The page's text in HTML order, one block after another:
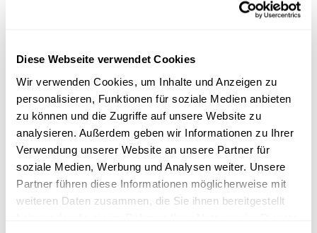
Diese Webseite verwendet Cookies
Wir verwenden Cookies, um Inhalte und Anzeigen zu
personalisieren, Funktionen für soziale Medien anbieten
zu können und die Zugriffe auf unsere Website zu
analysieren. Außerdem geben wir Informationen zu Ihrer
Verwendung unserer Website an unsere Partner für
soziale Medien, Werbung und Analysen weiter. Unsere
Partner führen diese Informationen möglicherweise mit
weiteren Daten zusammen, die Sie ihnen bereitgestellt
„Miecher“. Den Ausgriewer, 26, 34 – 45.
LAHUR Y. 2015. „D’Georges Kayser Altertumsfuerscher
a.s.b.l.“ und die villa rustica von Goeblingen-„Miecher“.
Archäologentage Otzenhausen. Archäologie in der
Großregion, 1, 211 – 222.
LAUBENHEIMER F., OUZOULIAS P., VAN OSSEL P. 2003.
La bière en Gaule. Sa fabrication, les mots pour le dire,
les vestiges archéologiques : première approche. Revue